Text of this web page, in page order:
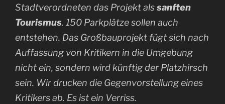
Stadtverordneten das Projekt alssanften
Tourismus. 150 Parkplätze sollen auch
entstehen. Das Großbauprojekt fügt sich nach
Auffassung von Kritikern in die Umgebung
nicht ein, sondern wird künftig der Platzhirsch
sein. Wir drucken die Gegenvorstellung eines
Kritikers ab. Es ist ein Verriss.